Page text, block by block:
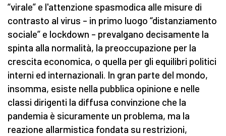
“virale” e l'attenzione spasmodica alle misure di
contrasto al virus – in primo luogo “distanziamento
sociale” e lockdown – prevalgano decisamente la
spinta alla normalità, la preoccupazione per la
crescita economica, o quella per gli equilibri politici
interni ed internazionali. In gran parte del mondo,
insomma, esiste nella pubblica opinione e nelle
classi dirigenti la diffusa convinzione che la
pandemia è sicuramente un problema, ma la
reazione allarmistica fondata su restrizioni,